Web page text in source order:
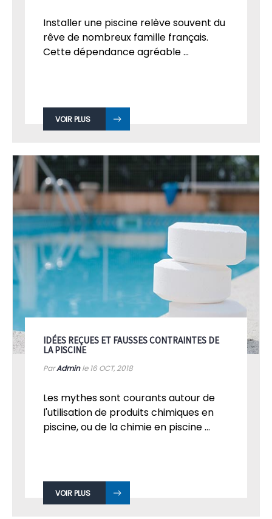
Installer une piscine relève souvent du
rêve de nombreux famille français.
Cette dépendance agréable ...
VOIR PLUS
IDÉES REÇUES ET FAUSSES CONTRAINTES DE
LA PISCINE
ParAdminle 16 OCT, 2018
Les mythes sont courants autour de
l'utilisation de produits chimiques en
piscine, ou de la chimie en piscine ...
VOIR PLUS